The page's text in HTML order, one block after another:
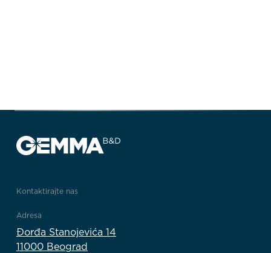
Kontaktirajte nas
Adresa
Đorđa Stanojevića 14
11000 Beograd